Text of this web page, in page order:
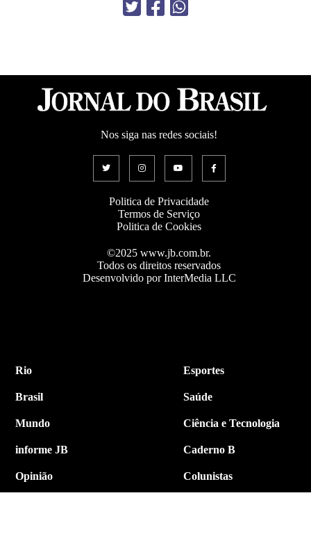
Nos siga nas redes sociais!
Politica de Privacidade
Termos de Serviço
Politica de Cookies
©2025 www.jb.com.br.
Todos os direitos reservados
Desenvolvido por InterMedia LLC
Rio
Brasil
Mundo
informe JB
Opinião
Esportes
Saúde
Ciência e Tecnologia
Caderno B
Colunistas